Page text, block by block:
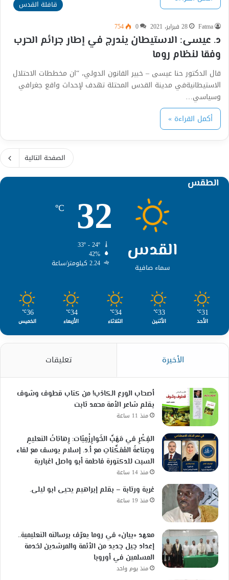
قافلة القدس
Fatma 28 فبراير، 2021 0
754
د. عيسى: الاستيطان يندرج في إطار جرائم الحرب
وفقا لنظام روما
قال الدكتور حنا عيسى – خبير القانون الدولي، “ان مخططات الاحتلال
الاستيطانيةفي مدينة القدس المحتلة تهدف لإحداث واقع جغرافي
وسياسي…
أكمل القراءة »
الصفحة التالية
الطقس
القدس
سماء صافية
32
℃
42%
2.24 كيلومتر/ساعة
31
℃
الأحد
33
℃
الأثنين
34
℃
الثلاثاء
34
℃
الأربعاء
36
℃
الخميس
الأخيرة تعليقات
أصحاب الورع الكاذب! من كتاب قطوف وشوف
بقلم شاعر الأمة محمد ثابت
منذ 11 ساعة
الفِكْرِ في مَهَبِّ الخَوارِزْمِيّات: رِهاناتُ التعليمِ
وصِناعةُ المُمَكِّناتِ مع أ.د. إسلام يوسف مع لقاء
السبت للدكتورة فاطمة أبو واصل اغبارية
منذ 14 ساعة
غربة ورتابة – بقلم إبراهيم يحيى ابو ليلى.
منذ 19 ساعة
معهد «بيان» في روما يعرّف برسالته التعليمية..
إعداد جيل جديد من الأئمة والمرشدين لخدمة
المسلمين في أوروبا
منذ يوم واحد